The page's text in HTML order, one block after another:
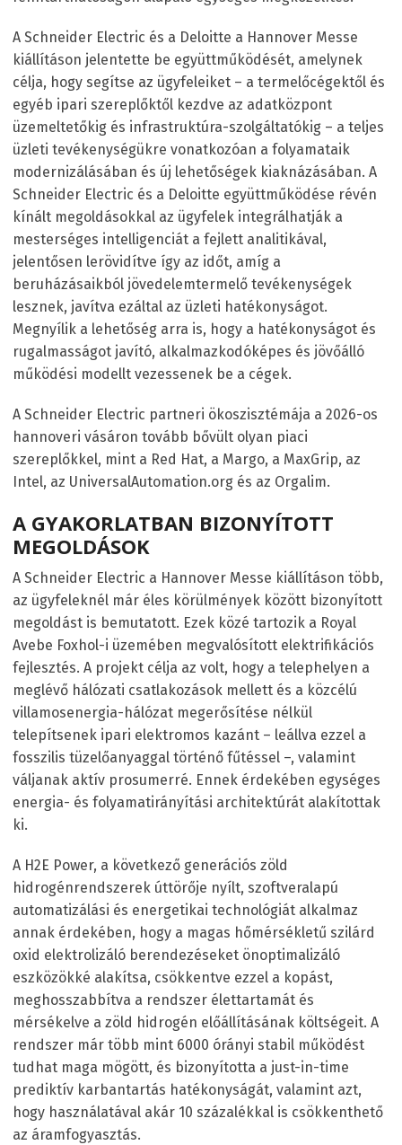
A Schneider Electric és a Deloitte a Hannover Messe
kiállításon jelentette be együttműködését, amelynek
célja, hogy segítse az ügyfeleiket – a termelőcégektől és
egyéb ipari szereplőktől kezdve az adatközpont
üzemeltetőkig és infrastruktúra-szolgáltatókig – a teljes
üzleti tevékenységükre vonatkozóan a folyamataik
modernizálásában és új lehetőségek kiaknázásában. A
Schneider Electric és a Deloitte együttműködése révén
kínált megoldásokkal az ügyfelek integrálhatják a
mesterséges intelligenciát a fejlett analitikával,
jelentősen lerövidítve így az időt, amíg a
beruházásaikból jövedelemtermelő tevékenységek
lesznek, javítva ezáltal az üzleti hatékonyságot.
Megnyílik a lehetőség arra is, hogy a hatékonyságot és
rugalmasságot javító, alkalmazkodóképes és jövőálló
működési modellt vezessenek be a cégek.
A Schneider Electric partneri ökoszisztémája a 2026-os
hannoveri vásáron tovább bővült olyan piaci
szereplőkkel, mint a Red Hat, a Margo, a MaxGrip, az
Intel, az UniversalAutomation.org és az Orgalim.
A GYAKORLATBAN BIZONYÍTOTT
MEGOLDÁSOK
A Schneider Electric a Hannover Messe kiállításon több,
az ügyfeleknél már éles körülmények között bizonyított
megoldást is bemutatott. Ezek közé tartozik a Royal
Avebe Foxhol-i üzemében megvalósított elektrifikációs
fejlesztés. A projekt célja az volt, hogy a telephelyen a
meglévő hálózati csatlakozások mellett és a közcélú
villamosenergia-hálózat megerősítése nélkül
telepítsenek ipari elektromos kazánt – leállva ezzel a
fosszilis tüzelőanyaggal történő fűtéssel –, valamint
váljanak aktív prosumerré. Ennek érdekében egységes
energia- és folyamatirányítási architektúrát alakítottak
ki.
A H2E Power, a következő generációs zöld
hidrogénrendszerek úttörője nyílt, szoftveralapú
automatizálási és energetikai technológiát alkalmaz
annak érdekében, hogy a magas hőmérsékletű szilárd
oxid elektrolizáló berendezéseket önoptimalizáló
eszközökké alakítsa, csökkentve ezzel a kopást,
meghosszabbítva a rendszer élettartamát és
mérsékelve a zöld hidrogén előállításának költségeit. A
rendszer már több mint 6000 órányi stabil működést
tudhat maga mögött, és bizonyította a just-in-time
prediktív karbantartás hatékonyságát, valamint azt,
hogy használatával akár 10 százalékkal is csökkenthető
az áramfogyasztás.